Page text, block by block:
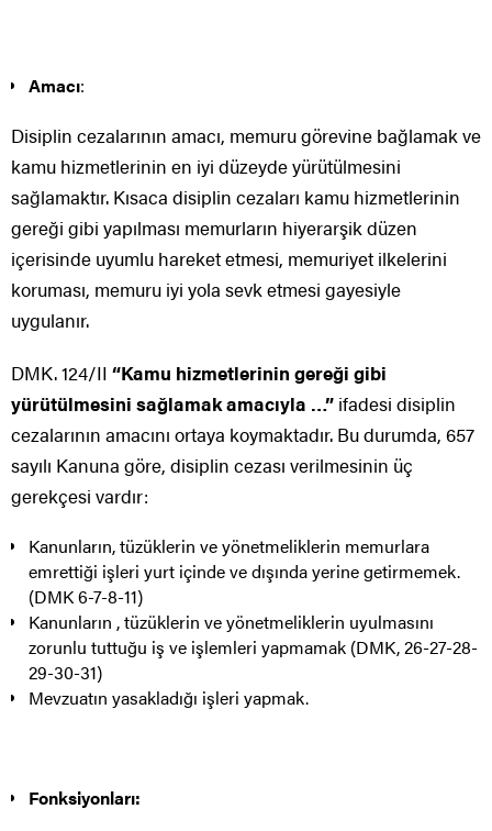
Amacı:
Disiplin cezalarının amacı, memuru görevine bağlamak ve
kamu hizmetlerinin en iyi düzeyde yürütülmesini
sağlamaktır. Kısaca disiplin cezaları kamu hizmetlerinin
gereği gibi yapılması memurların hiyerarşik düzen
içerisinde uyumlu hareket etmesi, memuriyet ilkelerini
koruması, memuru iyi yola sevk etmesi gayesiyle
uygulanır.
DMK. 124/II “Kamu hizmetlerinin gereği gibi
yürütülmesini sağlamak amacıyla …” ifadesi disiplin
cezalarının amacını ortaya koymaktadır. Bu durumda, 657
sayılı Kanuna göre, disiplin cezası verilmesinin üç
gerekçesi vardır:
Kanunların, tüzüklerin ve yönetmeliklerin memurlara
emrettiği işleri yurt içinde ve dışında yerine getirmemek.
(DMK 6-7-8-11)
Kanunların , tüzüklerin ve yönetmeliklerin uyulmasını
zorunlu tuttuğu iş ve işlemleri yapmamak (DMK, 26-27-28-
29-30-31)
Mevzuatın yasakladığı işleri yapmak.
Fonksiyonları: